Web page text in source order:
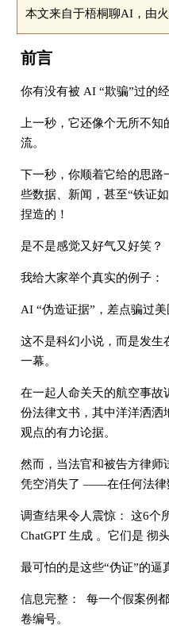
本文来自于梧桐聊AI，由
前言
你有没有被 AI “欺骗”过的
上一秒，它还像个无所不
流。
下一秒，你顺着它给的思
些数据、新闻，甚至“铁证
捏造的！
是不是感觉又好气又好笑？
我给大家举个真实的例子：
AI “伪造证据”，差点骗过美
这不是科幻小说，而是发生
一幕。
在一起人命关天的航空事故
份法律文书，其中洋洋洒洒
观点的有力论据。
然而，当法官和被告方律师
凭空消失了 ——在任何法律
调查结果令人震惊： 这6个
ChatGPT 生成 。它们是 彻
最可怕的是这些“伪证”的逼
信息完整： 每一个假案例
卷编号。